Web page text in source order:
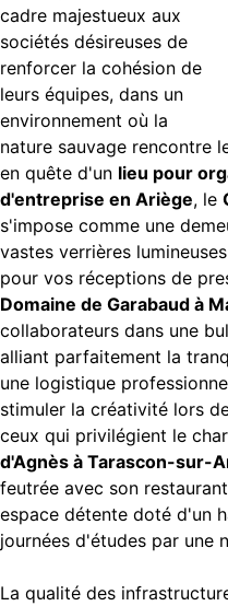
cadre majestueux aux
sociétés désireuses de
renforcer la cohésion de
leurs équipes, dans un
environnement où la
nature sauvage rencontre
en quête d'un lieu pour
d'entreprise en Ariège, le
s'impose comme une
vastes verrières
pour vos réceptions de
Domaine de Garabaud à
collaborateurs dans une
alliant parfaitement la
une logistique
stimuler la créativité lors
ceux qui privilégient le
d'Agnès à Tarascon-sur-
feutrée avec son
espace détente doté d'un
journées d'études par une
La qualité des